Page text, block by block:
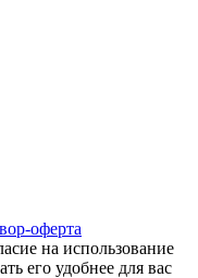
оферта
на использование
его удобнее для вас